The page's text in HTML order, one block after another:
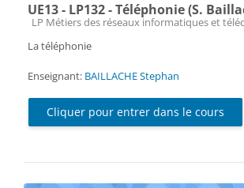
UE13 - LP132 - Téléphonie (S.
Catégorie de cours
LP Métiers des réseaux informatiques et
La téléphonie
Enseignant: BAILLACHE Stephan
Cliquer pour entrer dans le cours